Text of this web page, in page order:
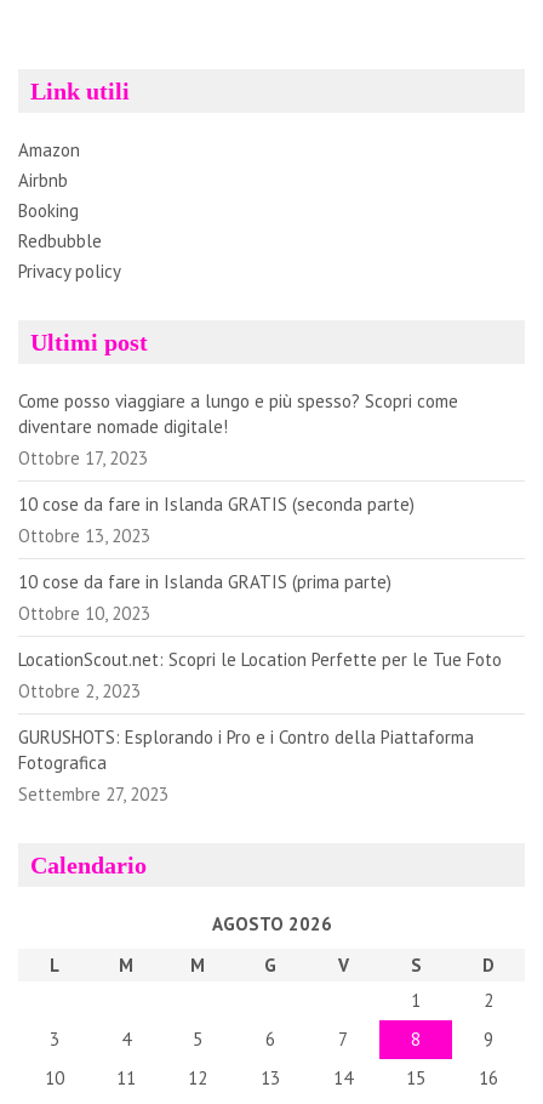
Link utili
Amazon
Airbnb
Booking
Redbubble
Privacy policy
Ultimi post
Come posso viaggiare a lungo e più spesso? Scopri come
diventare nomade digitale!
Ottobre 17, 2023
10 cose da fare in Islanda GRATIS (seconda parte)
Ottobre 13, 2023
10 cose da fare in Islanda GRATIS (prima parte)
Ottobre 10, 2023
LocationScout.net: Scopri le Location Perfette per le Tue Foto
Ottobre 2, 2023
GURUSHOTS: Esplorando i Pro e i Contro della Piattaforma
Fotografica
Settembre 27, 2023
Calendario
AGOSTO 2026
L
M M G V S
D
1
2
3
4 5 6 7 8
9
10
11 12 13 14 15 16